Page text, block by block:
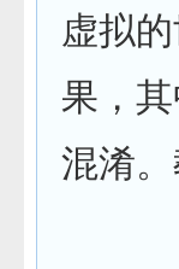
虚拟
果，
混淆。